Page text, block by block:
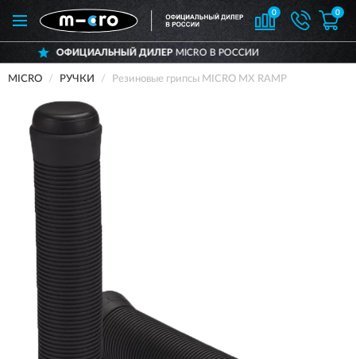
0 0
ОФИЦИАЛЬНЫЙ ДИЛЕРMICRO В РОССИИ
MICRO РУЧКИ Резиновые грипсы MICRO MX RAMP